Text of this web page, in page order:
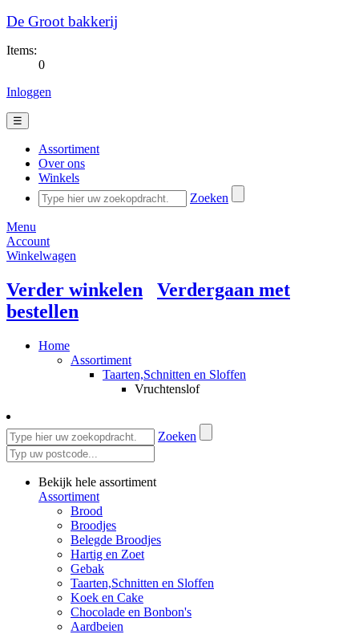
De Groot bakkerij
Items:
0
Inloggen
☰
Assortiment
Over ons
Winkels
Zoeken
Menu
Account
Winkelwagen
Verder winkelen
Verdergaan met
bestellen
Home
Assortiment
Taarten,Schnitten en Sloffen
Vruchtenslof
Zoeken
Bekijk hele assortiment
Assortiment
Brood
Broodjes
Belegde Broodjes
Hartig en Zoet
Gebak
Taarten,Schnitten en Sloffen
Koek en Cake
Chocolade en Bonbon's
Aardbeien